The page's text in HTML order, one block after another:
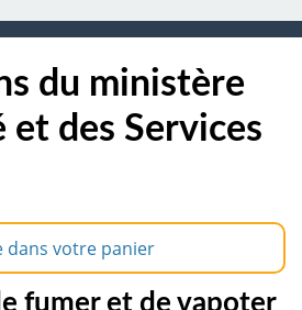
du ministère
et des Services
dans votre panier
fumer et de vapoter